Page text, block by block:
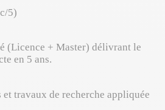
5)
(Licence + Master) délivrant le
en 5 ans.
et travaux de recherche appliquée